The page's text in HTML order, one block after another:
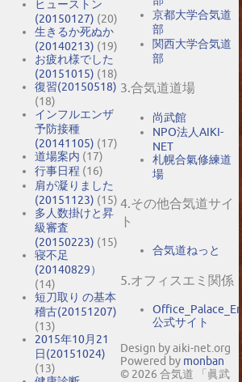
ヒューストン
(20150127) (20)
生きるか死ぬか
(20140213) (19)
お疲れ様でした
(20151015) (18)
復習(20150518)
(18)
インフルエンザ
予防接種
(20141105) (17)
道場案内 (17)
行事日程 (16)
肩が凝りました
(20151123) (15)
多人数掛けと昇
級審査
(20150223) (15)
寝不足
(20140829）
(14)
短刀取り の基本
稽古(20151207)
(13)
2015年10月21
日(20151024)
(13)
京都大学合気道
部
関西大学合気道
部
3.合気道道場
尚武館
NPO法人AIKI-
NET
札幌合氣修練道
場
4.その他合気道サイ
ト
合気道ねっと
5.オフィスエミ関係
公式サイト
Design by aiki-net.org
Powered by monban
© 2026 合気道 「眞武